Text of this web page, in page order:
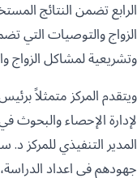
الرابع تضمن النتائج
الزواج والتوصيات التي
وتشريعية لمشاكل الزواج
ويتقدم المركز متمثلاً
لإدارة الإحصاء والبحوث
المدير التنفيذي للمركز
جهودهم في اعداد